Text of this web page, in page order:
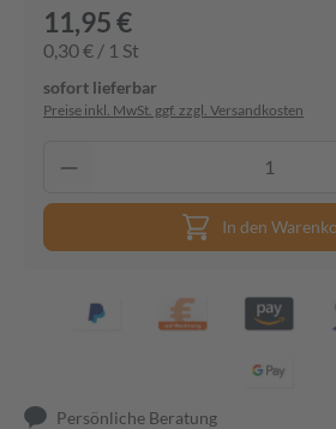
11,95 €
0,30 € / 1 St
sofort lieferbar
Preise inkl. MwSt. ggf. zzgl. Versandkosten
In den
Persönliche Beratung